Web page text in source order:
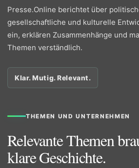
Presse.Online berichtet über
gesellschaftliche und kulturelle
ein, erklären Zusammenhänge und
Themen verständlich.
Klar. Mutig. Relevant.
THEMEN UND UNTERNEHMEN
Relevante Themen
klare Geschichte.